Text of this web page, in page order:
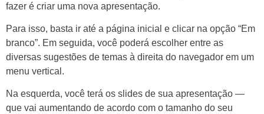
fazer é criar uma nova apresentação.
Para isso, basta ir até a página inicial e clicar na opção “Em
branco”. Em seguida, você poderá escolher entre as
diversas sugestões de temas à direita do navegador em um
menu vertical.
Na esquerda, você terá os slides de sua apresentação —
que vai aumentando de acordo com o tamanho do seu